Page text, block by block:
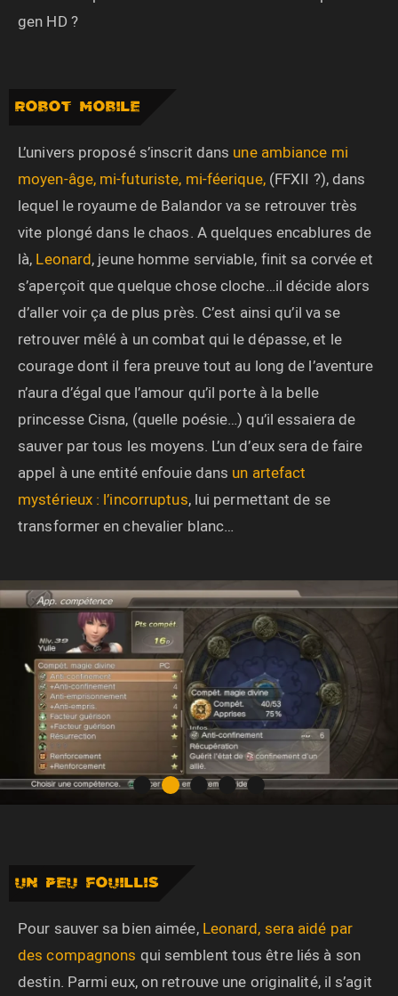
gen HD ?
ROBOT MOBILE
L’univers proposé s’inscrit dans une ambiance mi
moyen-âge, mi-futuriste, mi-féerique,(FFXII ?), dans
lequel le royaume de Balandor va se retrouver très
vite plongé dans le chaos. A quelques encablures de
là, Leonard, jeune homme serviable, finit sa corvée et
s’aperçoit que quelque chose cloche…il décide alors
d’aller voir ça de plus près. C’est ainsi qu’il va se
retrouver mêlé à un combat qui le dépasse, et le
courage dont il fera preuve tout au long de l’aventure
n’aura d’égal que l’amour qu’il porte à la belle
princesse Cisna, (quelle poésie…) qu’il essaiera de
sauver par tous les moyens. L’un d’eux sera de faire
appel à une entité enfouie dans un artefact
mystérieux : l’incorruptus, lui permettant de se
transformer en chevalier blanc…
UN PEU FOUILLIS
Pour sauver sa bien aimée, Leonard, sera aidé par
des compagnons qui semblent tous être liés à son
destin. Parmi eux, on retrouve une originalité, il s’agit